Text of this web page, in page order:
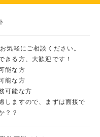
気軽にご相談ください。
きる方、大歓迎です！
能な方
能な方
可能な方
しますので、まずは面接で
？？